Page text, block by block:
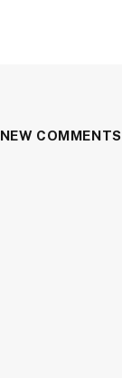
NEW COMMENTS